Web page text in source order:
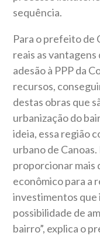
sequência.
Para o prefeito de
reais as
adesão à PPP da
recursos,
destas obras que
urbanização do
ideia, essa região
urbano de
proporcionar mais
econômico para a
investimentos que
possibilidade de
bairro”, explica o